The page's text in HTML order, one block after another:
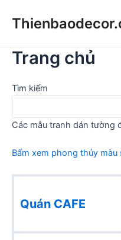
Trang chủ
Tìm kiếm
Các mẫu tranh dán tường
Bấm xem phong thủy
Quán CAFE